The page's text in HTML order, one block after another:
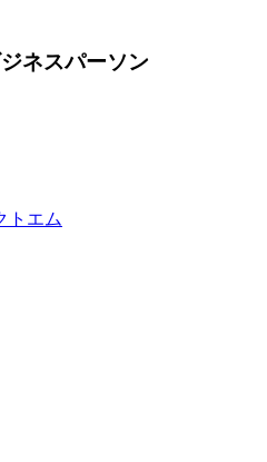
ネスパーソン
トエム